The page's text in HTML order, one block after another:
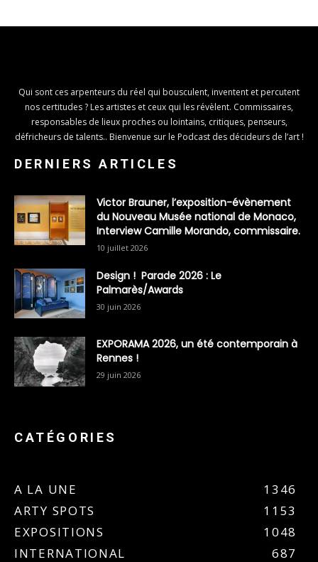
Qui sont ces arpenteurs du réel qui bousculent, inventent et percutent
nos certitudes ? Les artistes et ceux qui les révèlent. Commissaires,
responsables de lieux proches ou lointains, critiques, penseurs,
défricheurs de talents.. Bienvenue sur le Podcast des décideurs de l’art !
DERNIERS ARTICLES
Victor Brauner, l’exposition-évènement
du Nouveau Musée national de Monaco,
Interview Camille Morando, commissaire.
10 juillet 2026
Design ! Parade 2026 : Le
Palmarès/Awards
30 juin 2026
EXPORAMA 2026, un été contemporain à
Rennes !
29 juin 2026
CATÉGORIES
A LA UNE
1346
ARTY SPOTS
1153
EXPOSITIONS
1048
INTERNATIONAL
687